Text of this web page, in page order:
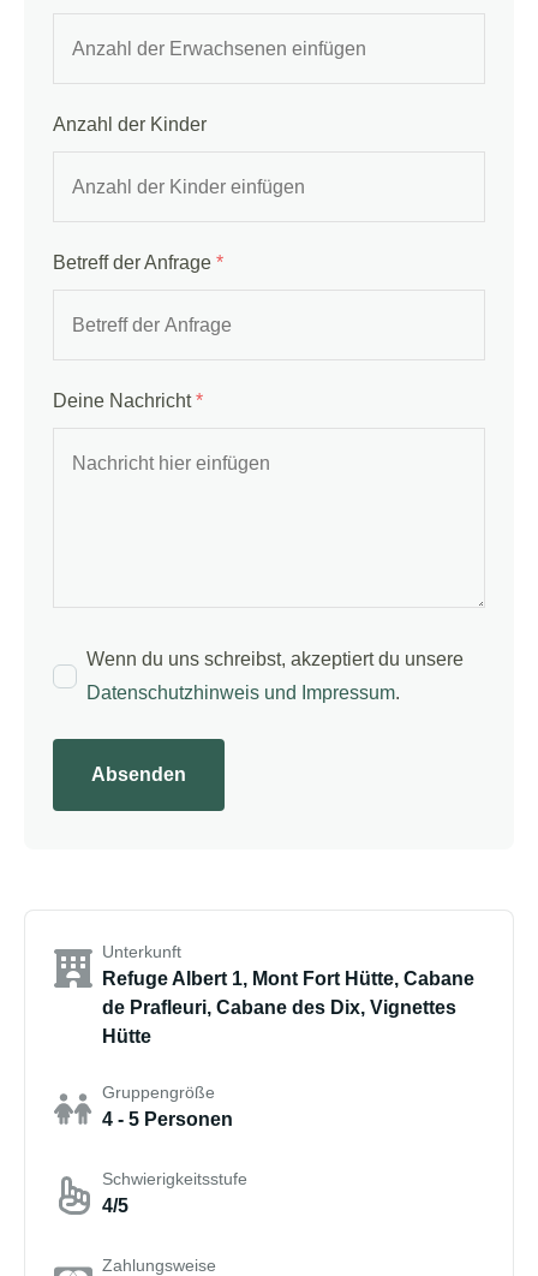
Anzahl der Kinder
Betreff der Anfrage *
Deine Nachricht*
Wenn du uns schreibst, akzeptiert du unsere
Datenschutzhinweis und Impressum.
Absenden
Unterkunft
Refuge Albert 1, Mont Fort Hütte, Cabane
de Prafleuri, Cabane des Dix, Vignettes
Hütte
Gruppengröße
4 - 5 Personen
Schwierigkeitsstufe
4/5
Zahlungsweise